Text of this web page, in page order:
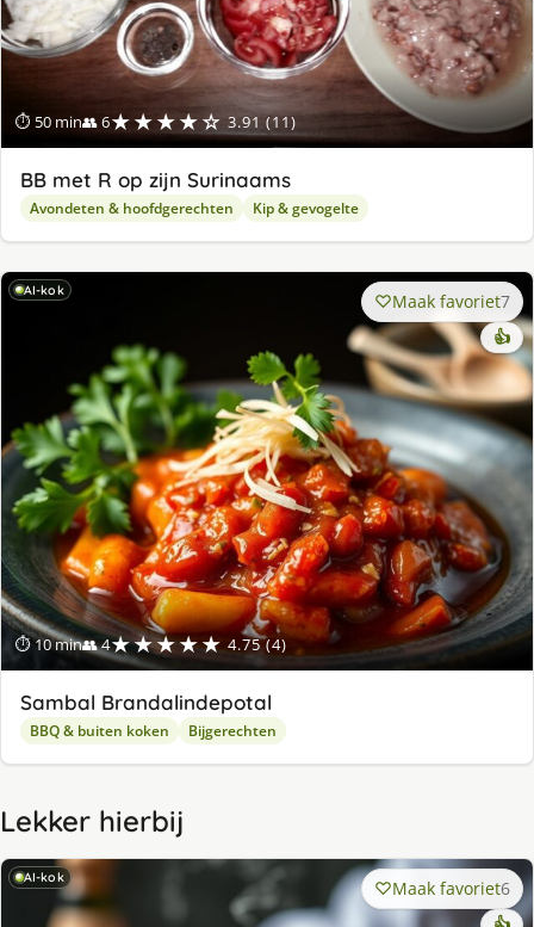
⏱ 50 min👥 6★★★★☆ 3.91 (11)
BB met R op zijn Surinaams
Avondeten & hoofdgerechten Kip & gevogelte
AI-kok
⏱ 10 min👥 4★★★★★ 4.75 (4)
Maak favoriet7
👍
Sambal Brandalindepotal
BBQ & buiten koken Bijgerechten
Lekker hierbij
AI-kok Maak favoriet6